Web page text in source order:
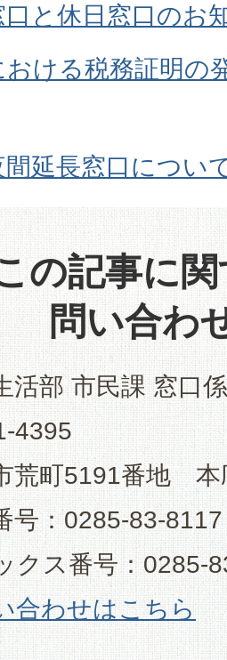
と休日窓口のお
おける税務証明の
延長窓口につい
の記事に
問い合わ
活部 市民課 窓口係
4395
荒町5191番地 本
号：0285-83-8117
クス番号：0285-
合わせはこちら